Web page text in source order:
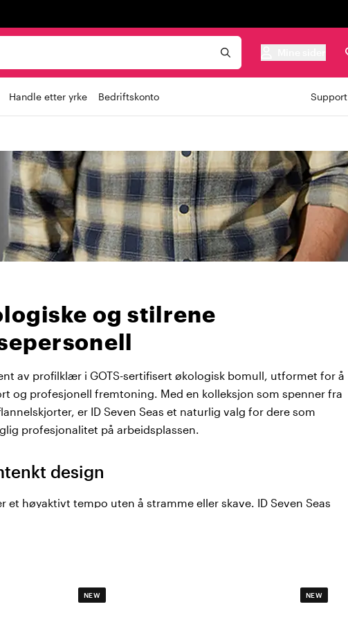
…
Handle etter yrke Bedriftskonto Support
og stilrene
av profilklær i GOTS-sertifisert økologisk bomull, utformet for å
og profesjonell fremtoning. Med en kolleksjon som spenner fra
er ID Seven Seas et naturlig valg for dere som
profesjonalitet på arbeidsplassen.
design
høyaktivt tempo uten å stramme eller skave. ID Seven Seas
NEW NEW